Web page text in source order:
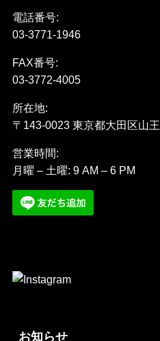
電話番号:
03-3771-1946
FAX番号:
03-3772-4005
所在地:
〒143-0023 東京都大田区山
営業時間:
月曜 – 土曜: 9 AM – 6 PM
お知らせ